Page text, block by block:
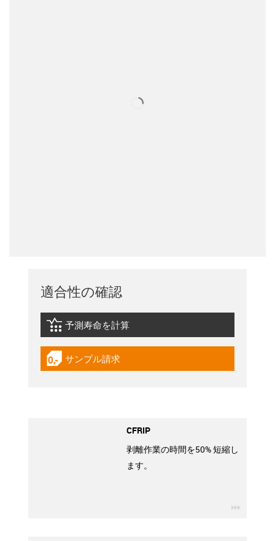
適合性の確認
igus-icon-lebensdauerrechner
予測寿命を計算
igus-icon-gratismuster
サンプル請求
CFRIP
剥離作業の時間を50% 短縮し
ます。